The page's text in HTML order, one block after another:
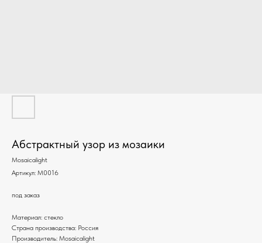
Абстрактный узор из мозаики
Mosaicalight
Артикул: M0016
под заказ
Материал: стекло
Страна производства: Россия
Производитель: Mosaicalight